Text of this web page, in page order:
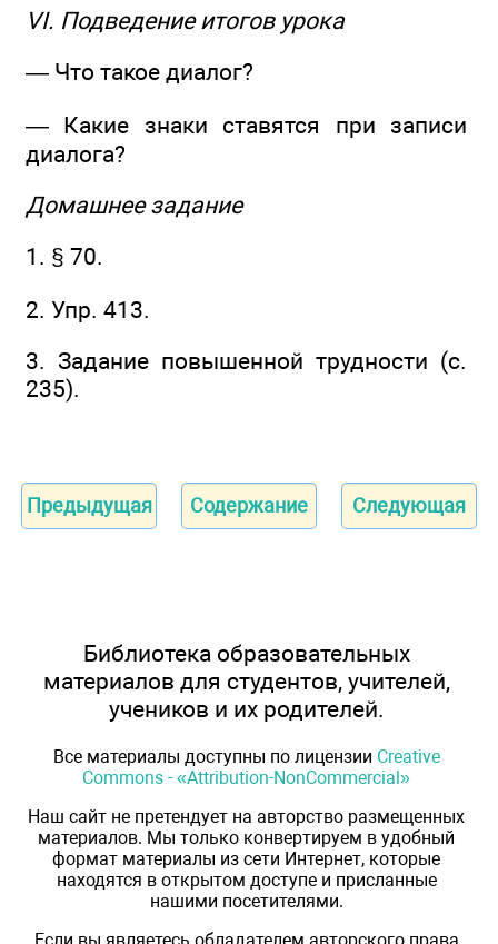
VI. Подведение итогов урока
— Что такое диалог?
— Какие знаки ставятся при записи
диалога?
Домашнее задание
1. § 70.
2. Упр. 413.
3. Задание повышенной трудности (с.
235).
Предыдущая Содержание Следующая
Библиотека образовательных
материалов для студентов, учителей,
учеников и их родителей.
Все материалы доступны по лицензии Creative
Commons - «Attribution-NonCommercial»
Наш сайт не претендует на авторство размещенных
материалов. Мы только конвертируем в удобный
формат материалы из сети Интернет, которые
находятся в открытом доступе и присланные
нашими посетителями.